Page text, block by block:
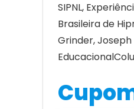
SIPNL,
Brasileira de
Grinder, Joseph